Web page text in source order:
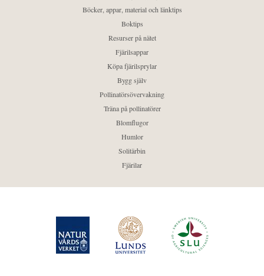
Böcker, appar, material och länktips
Boktips
Resurser på nätet
Fjärilsappar
Köpa fjärilsprylar
Bygg själv
Pollinatörsövervakning
Träna på pollinatörer
Blomflugor
Humlor
Solitärbin
Fjärilar